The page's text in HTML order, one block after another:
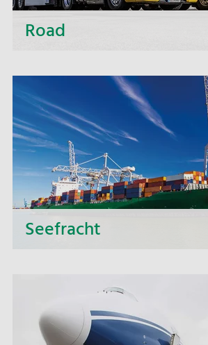
Road
Klein- oder Großraumtransport –
Verkehrsträgern, Ideen, Erfahrung
leistungsfähiger
intelligente, wirtschaftliche und
ressourcenschonende Lösungen.
Seefracht
Portfolio an
Beispiel Vollcontainerverkehre
Sammelverkehre.